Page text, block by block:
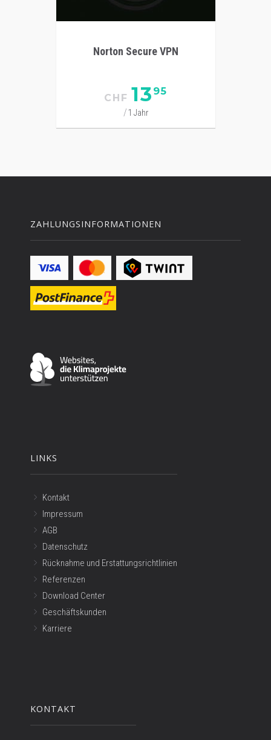
Norton Secure VPN
CHF 13 95
1 Jahr
ZAHLUNGSINFORMATIONEN
LINKS
Kontakt
Impressum
AGB
Datenschutz
Rücknahme und Erstattungsrichtlinien
Referenzen
Download Center
Geschäftskunden
Karriere
KONTAKT